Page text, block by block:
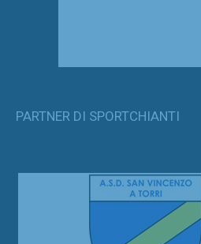
PARTNER DI SPORTCHIANTI